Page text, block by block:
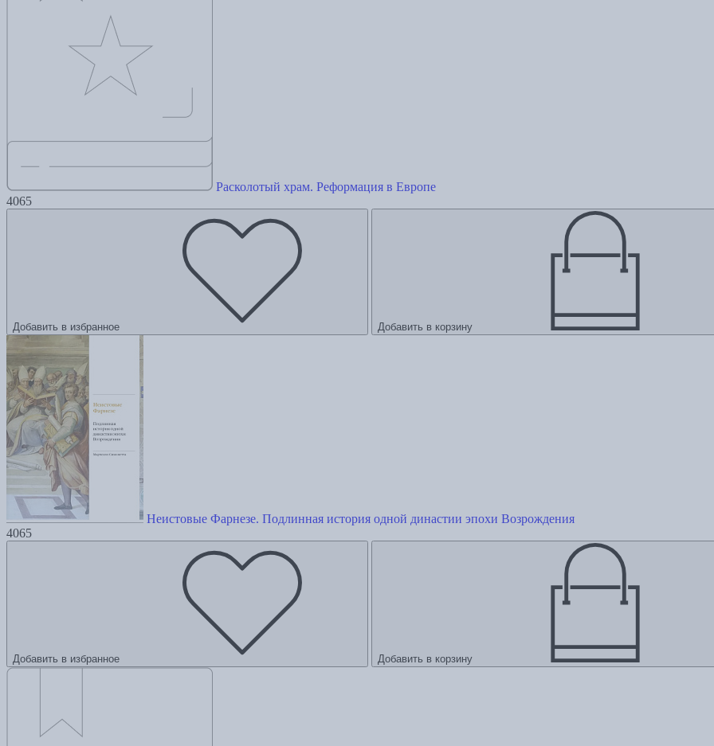
Расколотый храм. Реформация в Европе
4065
Добавить в избранное Добавить в корзину
Неистовые Фарнезе. Подлинная история одной династии эпохи Возрождения
4065
Добавить в избранное Добавить в корзину